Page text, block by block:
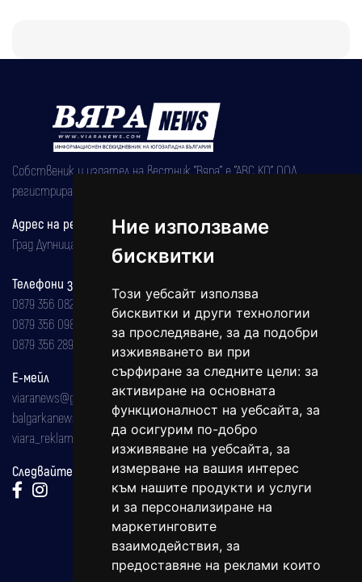
Ние използваме
бисквитки
Този уебсайт използва
бисквитки и други технологии
за проследяване, за да подобри
изживяването ви при
сърфиране за следните цели: за
активиране на основната
функционалност на уебсайта, за
да осигурим по-добро
изживяване на уебсайта, за
измерване на вашия интерес
към нашите продукти и услуги
и за персонализиране на
маркетинговите
взаимодействия, за
предоставяне на реклами които
Собственик и издател на вестник "Вяра" е "АВС КО" ООД,
регистрирана на 08.05.2002 година.
Адрес на редакцията
Град Дупница, ул.''Христо Ботев" 43
Телефони за реклама и абонаменти
0879 356 082
0879 356 098
0879 356 289
Е-мейл
viaranews@gmail.com
balgarkanews@gmail.com
viara_reklama@mail.bg
Следвайте ни: